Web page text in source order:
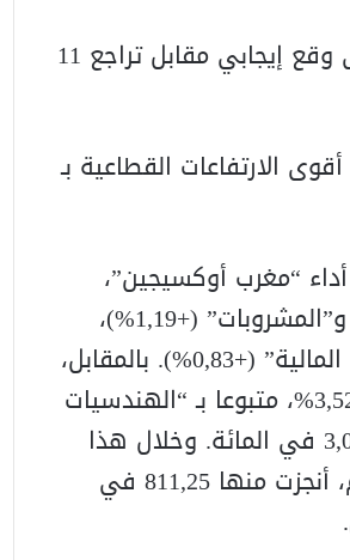
وعلى المستوى القطاعي، أنهى 11 قطاعا الأسبوع على وقع إيجابي مقابل تراجع 11
الارتفاعات القطاعية بـ
“الكيمياء” بـ 4,22% بفضل أداء “مغرب أوكسيجين”،
متبوعا بقطاعات “شركات الاستثمار العقاري” (+1,37%)، و”المشروبات” (+1,19%)،
و”خدمات النقل” (+0,85%)، و”شركات التمويل والخدمات المالية” (+0,83%). بالمقابل،
سجل قطاع “الصناعة الصيدلية” أقوى تراجع قطاعي بـ 3,52%، متبوعا بـ “الهندسيات
و التجهيزات الصناعية” بـ 3,46%، و”الحراجة والورق” بـ 3,09 في المائة. وخلال هذا
الأسبوع، بلغ الحجم الإجمالي للتداولات 847 مليون درهم، أنجزت منها 811,25 في